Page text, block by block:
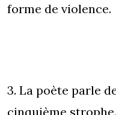
forme de violence.
3. La poète parle
cinquième